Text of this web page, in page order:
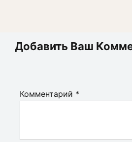
Добавить Ваш
Комментарий *